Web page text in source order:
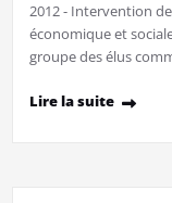
2012 - Intervention
économique et
groupe des élus
Lire la suite